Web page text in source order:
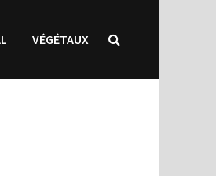
VÉGÉTAUX